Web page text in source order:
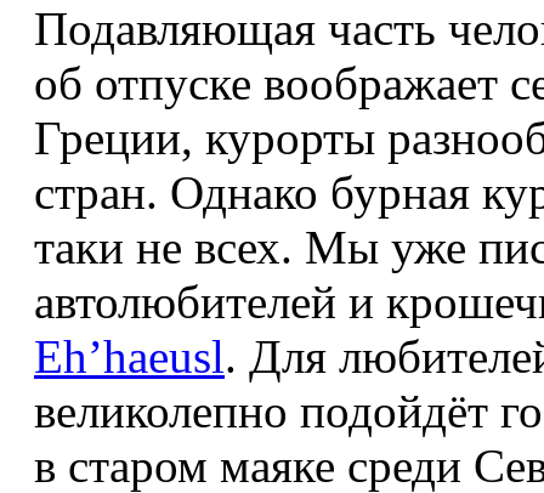
Подавляющая часть
об отпуске воображает
Греции, курорты
стран. Однако бурная
таки не всех. Мы уже
автолюбителей и
Eh’haeusl. Для
великолепно подойдёт
в старом маяке среди